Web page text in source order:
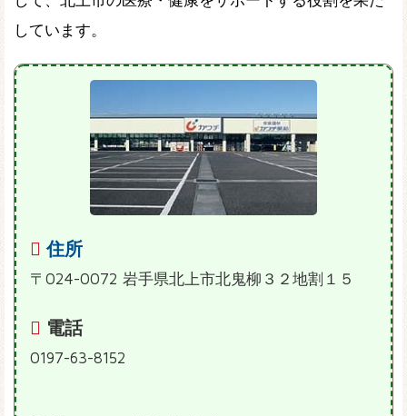
しています。
住所
〒024-0072 岩手県北上市北鬼柳３２地割１５
電話
0197-63-8152